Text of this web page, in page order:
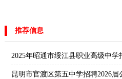
推荐信息
昆明市官渡区第五中学招聘2026届